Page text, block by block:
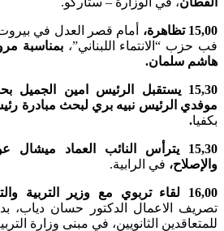
15,00 تظاهرة،
أمام قصر العدل في
فب حزب “الانتماء اللبناني”،
هاشم سلمان.
15,30 يستقبل الرئيس امين
موفدي الرئيس نبيه بري لبحث مبادرة
بكفيا.
15,30 يترأس النائب العماد ميشال
والإصلاح، في الرابية.
16,00 لقاء تربوي مع وزير التربية والتعليم العالي
تصريف الاعمال الدكتور حسان دياب،
للمتعاقدين الثانويين، في مبنى وزارة